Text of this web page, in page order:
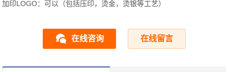
加印LOGO：可以（包括压印，烫金，烫银等工艺）
在线咨询 在线留言